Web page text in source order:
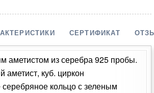
СЕРТИФИКАТ
аметистом из серебра 925 пробы.
аметист, куб. циркон
серебряное кольцо с зеленым